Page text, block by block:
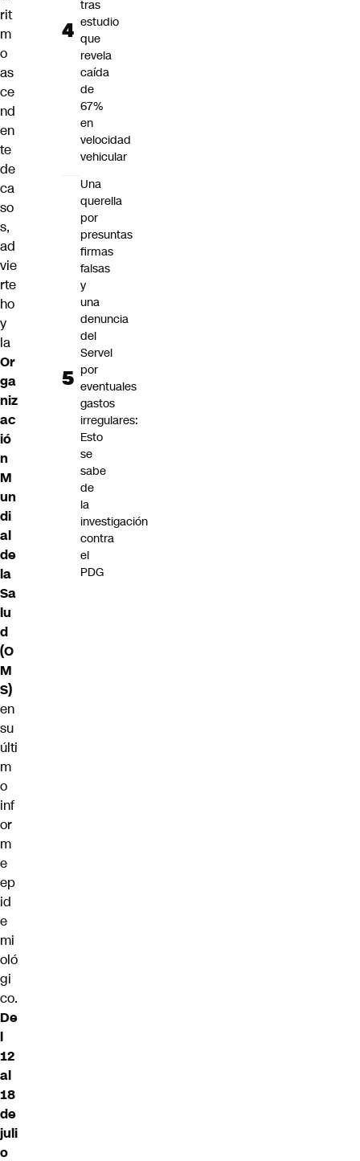
rit
m
o
as
ce
nd
en
te
de
ca
so
s,
ad
vie
rte
ho
y
la
Or
ga
niz
ac
ió
n
M
un
di
al
de
la
Sa
lu
d
(O
M
S)
en
su
últi
m
o
inf
or
m
e
ep
id
e
mi
oló
gi
co.
De
l
12
al
18
de
juli
o
tras
estudio
que
revela
caída
de
67%
en
velocidad
vehicular
Una
querella
por
presuntas
firmas
falsas
y
una
denuncia
del
Servel
por
eventuales
gastos
irregulares:
Esto
se
sabe
de
la
investigación
contra
el
PDG